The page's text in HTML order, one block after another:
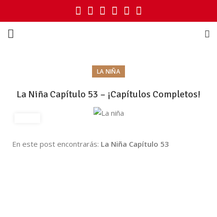
LA NIÑA
La Niña Capítulo 53 – ¡Capítulos Completos!
En este post encontrarás: La Niña Capítulo 53